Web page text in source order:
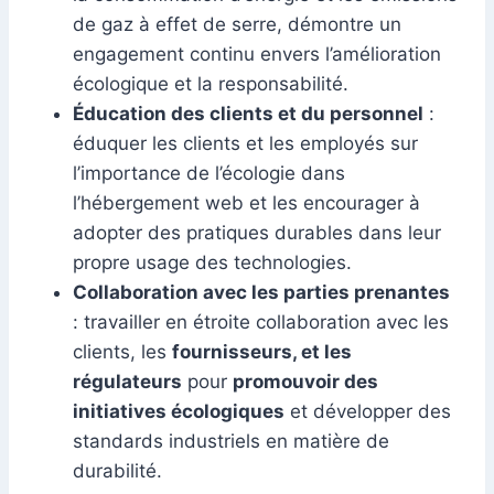
de gaz à effet de serre, démontre un
engagement continu envers l’amélioration
écologique et la responsabilité.
Éducation des clients et du personnel :
éduquer les clients et les employés sur
l’importance de l’écologie dans
l’hébergement web et les encourager à
adopter des pratiques durables dans leur
propre usage des technologies.
Collaboration avec les parties prenantes
: travailler en étroite collaboration avec les
clients, les fournisseurs, et les
régulateurs pour promouvoir des
initiatives écologiques et développer des
standards industriels en matière de
durabilité.